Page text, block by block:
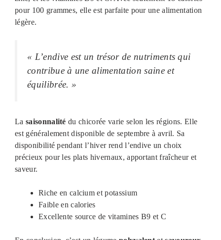
pour 100 grammes, elle est parfaite pour une alimentation
légère.
« L’endive est un trésor de nutriments qui
contribue à une alimentation saine et
équilibrée. »
La saisonnalité du chicorée varie selon les régions. Elle
est généralement disponible de septembre à avril. Sa
disponibilité pendant l’hiver rend l’endive un choix
précieux pour les plats hivernaux, apportant fraîcheur et
saveur.
Riche en calcium et potassium
Faible en calories
Excellente source de vitamines B9 et C